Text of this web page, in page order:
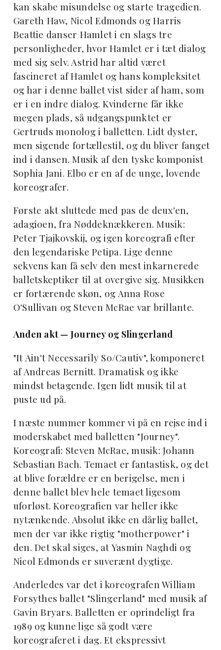
kan skabe misundelse og starte tragedien.
Gareth Haw, Nicol Edmonds og Harris
Beattie danser Hamlet i en slags tre
personligheder, hvor Hamlet er i tæt dialog
med sig selv. Astrid har altid været
fascineret af Hamlet og hans kompleksitet
og har i denne ballet vist sider af ham, som
er i en indre dialog. Kvinderne får ikke
megen plads, så udgangspunktet er
Gertruds monolog i balletten. Lidt dyster,
men sigende fortællestil, og du bliver fanget
ind i dansen. Musik af den tyske komponist
Sophia Jani. Elbo er en af de unge, lovende
koreografer.
Første akt sluttede med pas de deux'en,
adagioen, fra Nøddeknækkeren. Musik:
Peter Tjajkovskij, og igen koreografi efter
den legendariske Petipa. Lige denne
sekvens kan få selv den mest inkarnerede
balletskeptiker til at overgive sig. Musikken
er fortærende skøn, og Anna Rose
O'Sullivan og Steven McRae var brillante.
Anden akt — Journey og Slingerland
"It Ain't Necessarily So/Cautiv", komponeret
af Andreas Bernitt. Dramatisk og ikke
mindst betagende. Igen lidt musik til at
puste ud på.
I næste nummer kommer vi på en rejse ind i
moderskabet med balletten "Journey".
Koreografi: Steven McRae, musik: Johann
Sebastian Bach. Temaet er fantastisk, og det
at blive forældre er en berigelse, men i
denne ballet blev hele temaet ligesom
uforløst. Koreografien var heller ikke
nytænkende. Absolut ikke en dårlig ballet,
men der var ikke rigtig "motherpower" i
den. Det skal siges, at Yasmin Naghdi og
Nicol Edmonds er suverænt dygtige.
Anderledes var det i koreografen William
Forsythes ballet "Slingerland" med musik af
Gavin Bryars. Balletten er oprindeligt fra
1989 og kunne lige så godt være
koreograferet i dag. Et ekspressivt